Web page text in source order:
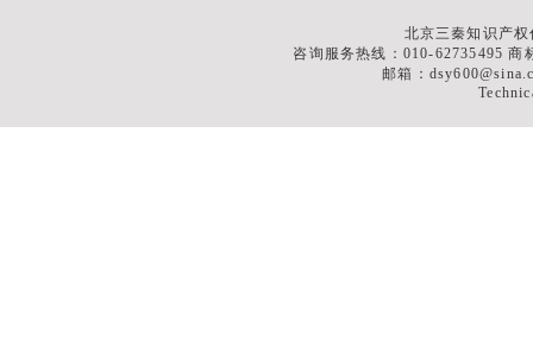
北京三秦知识产
咨询服务热线：010-62735495 商
邮箱：